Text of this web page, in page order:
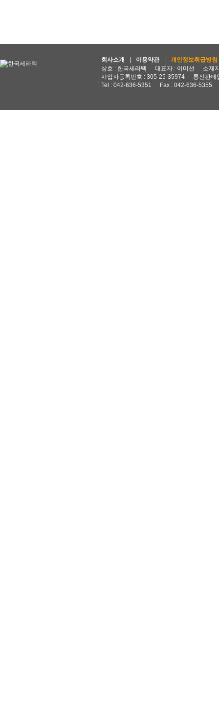
회사소개 이용약관
개인정보취급방침
상호 : 한국세라텍
대표자 : 이미선
소재
사업자등록번호 : 305-25-35974
통신판매
Tel : 042-636-5351
Fax : 042-636-5355